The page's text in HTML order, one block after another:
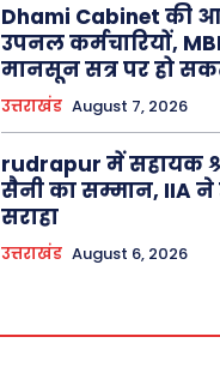
Dhami Cabinet की
उपनल कर्मचारियों,
मानसून सत्र पर हो
उत्तराखंड August 7, 2026
rudrapur में सहायक
सैनी का सम्मान, IIA
सराहा
उत्तराखंड August 6, 2026